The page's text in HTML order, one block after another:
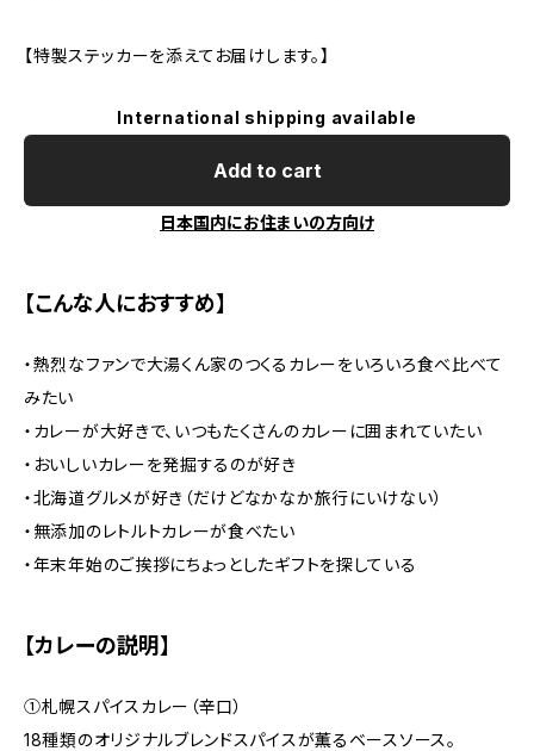
【特製ステッカーを添えてお届けします。】
International shipping available
Add to cart
日本国内にお住まいの方向け
【こんな人におすすめ】
・熱烈なファンで大湯くん家のつくるカレーをいろいろ食べ比べて
みたい
・カレーが大好きで、いつもたくさんのカレーに囲まれていたい
・おいしいカレーを発掘するのが好き
・北海道グルメが好き（だけどなかなか旅行にいけない）
・無添加のレトルトカレーが食べたい
・年末年始のご挨拶にちょっとしたギフトを探している
【カレーの説明】
①札幌スパイスカレー（辛口）
18種類のオリジナルブレンドスパイスが薫るベースソース。